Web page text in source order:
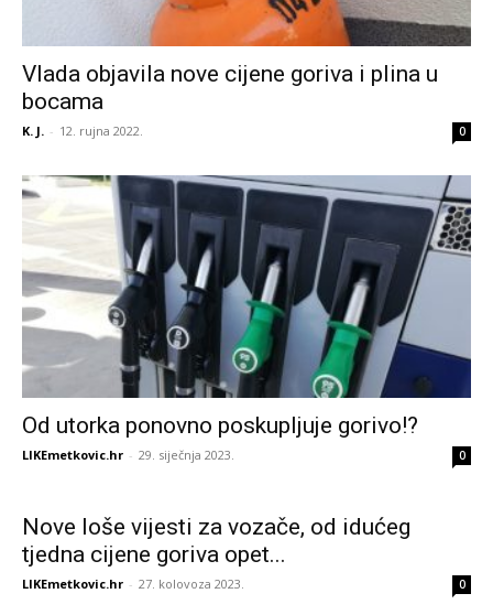
Vlada objavila nove cijene goriva i plina u
bocama
K. J. - 12. rujna 2022. 0
Od utorka ponovno poskupljuje gorivo!?
LIKEmetkovic.hr - 29. siječnja 2023. 0
Nove loše vijesti za vozače, od idućeg
tjedna cijene goriva opet...
LIKEmetkovic.hr - 27. kolovoza 2023. 0